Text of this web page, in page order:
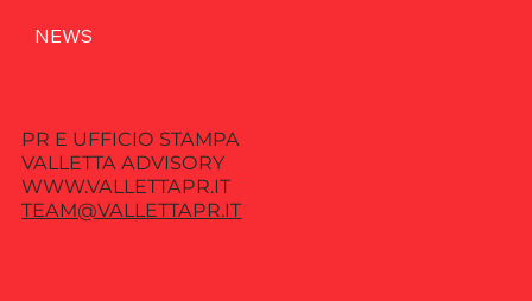
PR E UFFICIO STAMPA
VALLETTA ADVISORY
WWW.VALLETTAPR.IT
TEAM@VALLETTAPR.IT
NEWS